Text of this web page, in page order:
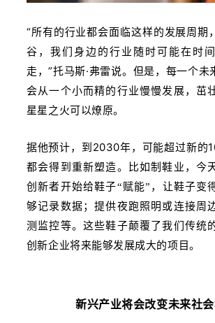
“所有的行业都会面临这样的发展周期
谷，我们身边的行业随时可能在时
走，”托马斯·弗雷说。但是，每一个未
会从一个小而精的行业慢慢发展，茁
星星之火可以燎原。
据他预计，到2030年，可能超过新的
都会得到重新塑造。比如制鞋业，今
创新者开始给鞋子“赋能”，让鞋子变
够记录数据；提供夜跑照明或连接周
测监控等。这些鞋子颠覆了我们传统
创新企业将来能够发展成大的项目。
新兴产业将会改变未来社